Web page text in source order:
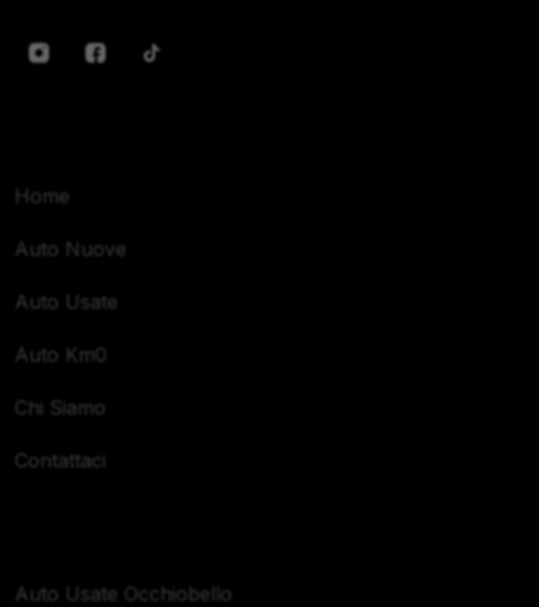
Home
Auto Nuove
Auto Usate
Auto Km0
Chi Siamo
Contattaci
Auto Usate Occhiobello